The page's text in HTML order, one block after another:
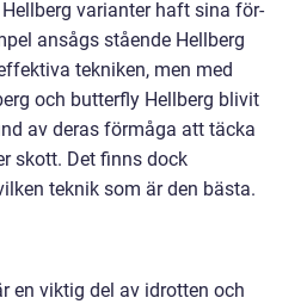
varianter haft sina för-
ansågs stående Hellberg
tekniken, men med
och butterfly Hellberg blivit
av deras förmåga att täcka
skott. Det finns dock
teknik som är den bästa.
en viktig del av idrotten och